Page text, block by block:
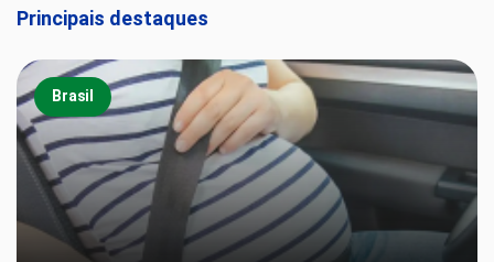
Principais destaques
Brasil